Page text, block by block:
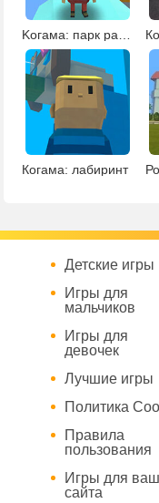
Когама: лабиринт
Детские игры
Игры для
мальчиков
Игры для
девочек
Лучшие игры
Политика
Правила
пользования
Игры для
сайта